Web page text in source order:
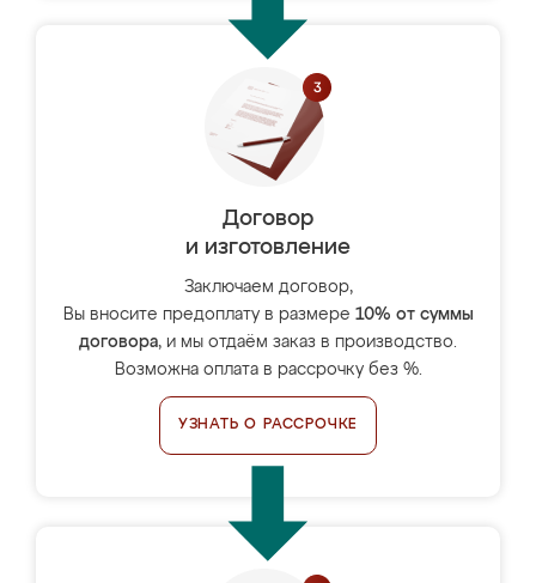
Договор
и изготовление
Заключаем договор,
Вы вносите предоплату в размере 10% от суммы
договора, и мы отдаём заказ в производство.
Возможна оплата в рассрочку без %.
УЗНАТЬ О РАССРОЧКЕ